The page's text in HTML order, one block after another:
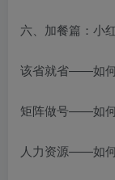
六、加餐篇：小
该省就省——如
矩阵做号——如
人力资源——如